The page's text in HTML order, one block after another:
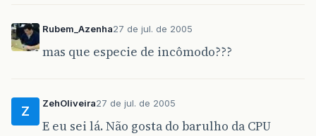
Rubem_Azenha27 de jul. de 2005
mas que especie de incômodo???
Z
ZehOliveira27 de jul. de 2005
E eu sei lá. Não gosta do barulho da CPU